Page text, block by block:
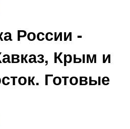
России -
Крым и
Готовые